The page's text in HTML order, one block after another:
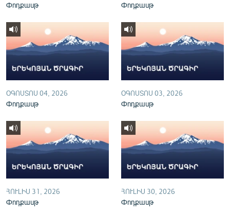
English
Русский
ՀԵՏԵՎԵՔ ՄԵԶ
«Ազատության» բոլոր կայքերը
Փոդքասթ Փոդքասթ
ՕԳՈՍՏՈՍ 04, 2026
Փոդքասթ
ՕԳՈՍՏՈՍ 03, 2026
Փոդքասթ
ՀՈՒԼԻՍ 31, 2026
Փոդքասթ
ՀՈՒԼԻՍ 30, 2026
Փոդքասթ